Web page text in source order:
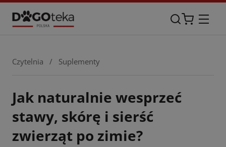
Czytelnia / Suplementy
Jak naturalnie wesprzeć
stawy, skórę i sierść
zwierząt po zimie?